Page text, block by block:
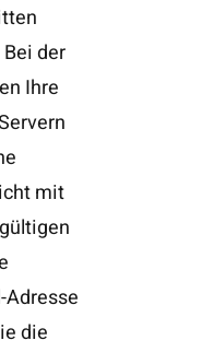
der
Ihre
mit
Adresse
die